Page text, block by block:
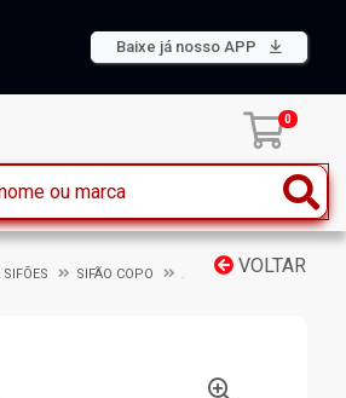
Baixe já nosso APP
0
VOLTAR
SIFÃO COPO .